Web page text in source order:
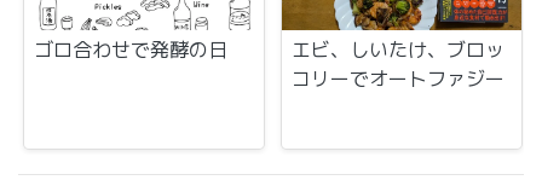
ゴロ合わせで発酵の日
エビ、しいたけ、ブロッ
コリーでオートファジー